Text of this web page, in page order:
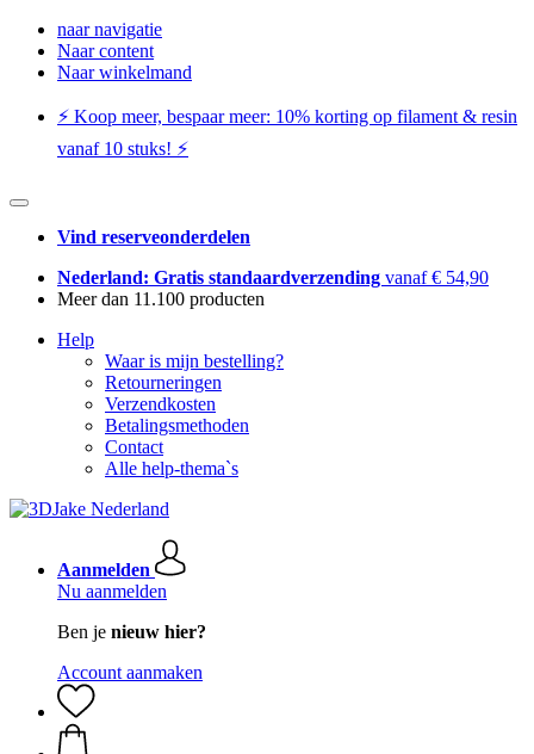
naar navigatie
Naar content
Naar winkelmand
⚡️ Koop meer, bespaar meer: ​​10% korting op filament & resin
vanaf 10 stuks! ⚡️
Vind reserveonderdelen
Nederland: Gratis standaardverzending vanaf € 54,90
Meer dan 11.100 producten
Help
Waar is mijn bestelling?
Retourneringen
Verzendkosten
Betalingsmethoden
Contact
Alle help-thema`s
Aanmelden
Nu aanmelden
Ben je nieuw hier?
Account aanmaken